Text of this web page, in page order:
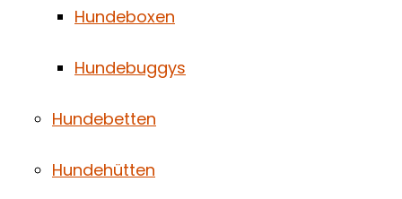
Hundeboxen
Hundebuggys
Hundebetten
Hundehütten